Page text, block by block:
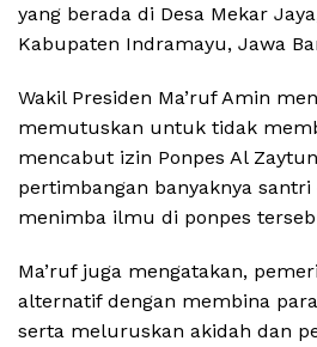
yang berada di Desa Mekar
Kabupaten Indramayu, Jawa
Wakil Presiden Ma’ruf Amin
memutuskan untuk tidak
mencabut izin Ponpes Al
pertimbangan banyaknya
menimba ilmu di ponpes
Ma’ruf juga mengatakan,
alternatif dengan membina
serta meluruskan akidah dan